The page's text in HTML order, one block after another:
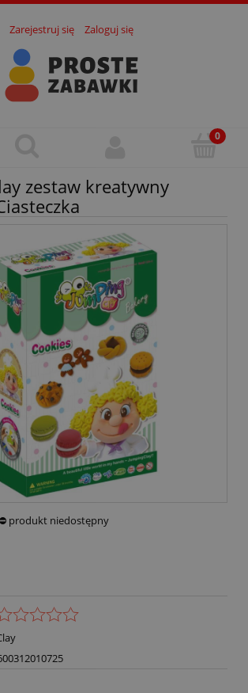
Zarejestruj się Zaloguj się
zestaw kreatywny
⛔ produkt niedostępny